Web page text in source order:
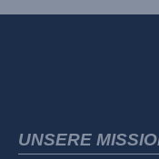
UNSERE